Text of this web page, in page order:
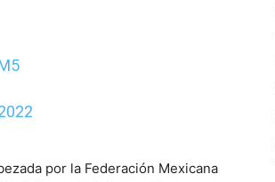
por la Federación Mexicana